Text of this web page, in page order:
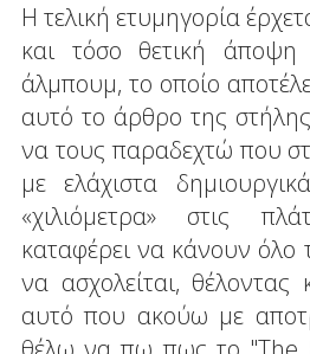
Η τελική ετυμηγορία
και τόσο θετική
άλμπουμ, το οποίο
αυτό το άρθρο της
να τους παραδεχτώ που
με ελάχιστα
«χιλιόμετρα» στις
καταφέρει να κάνουν όλο
να ασχολείται,
αυτό που ακούω με